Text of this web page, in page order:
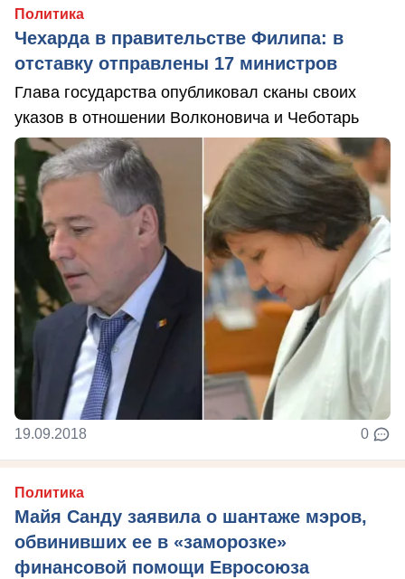
Политика
Чехарда в правительстве Филипа: в
отставку отправлены 17 министров
Глава государства опубликовал сканы своих
указов в отношении Волконовича и Чеботарь
19.09.2018 0
Политика
Майя Санду заявила о шантаже мэров,
обвинивших ее в «заморозке»
финансовой помощи Евросоюза